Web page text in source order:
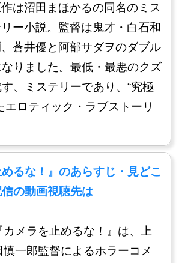
作は沼田まほかるの同名のミス
ー小説。監督は鬼才・白石和
蒼井優と阿部サダヲのダブル
りました。最低・最悪のクズ
、ミステリーであり、“究極
エロティック・ラブストーリ
めるな！』のあらすじ・見どこ
の動画視聴先は
カメラを止めるな！』は、上
慎一郎監督によるホラーコメ